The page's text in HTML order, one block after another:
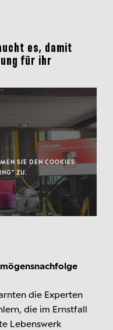
es, damit
für ihr
SIE DEN COOKIES
ZU.
die Experten
die im Ernstfall
Lebenswerk